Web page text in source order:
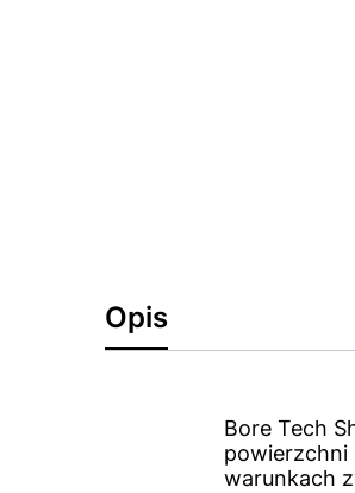
Opis
Bore Tech
powierzchni
warunkach